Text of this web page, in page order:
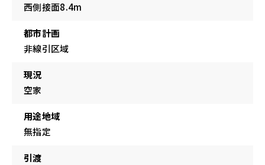
西側接面8.4m
都市計画
非線引区域
現況
空家
用途地域
無指定
引渡